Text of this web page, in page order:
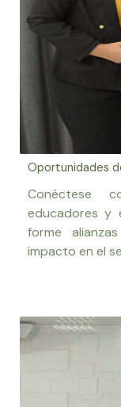
Oportunidades
Conéctese
educadores y
forme
impacto en el